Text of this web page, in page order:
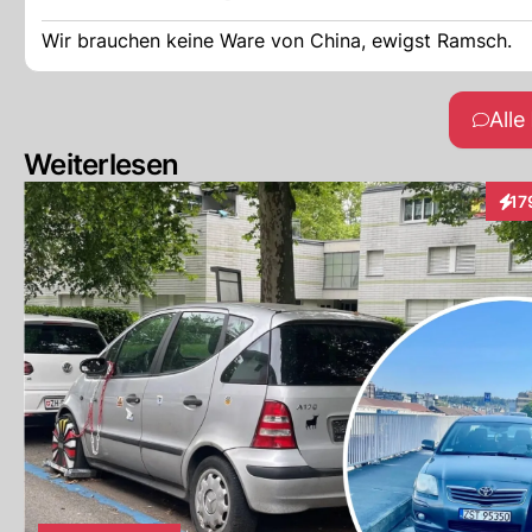
Wir brauchen keine Ware von China, ewigst Ramsch.
Weiterlesen